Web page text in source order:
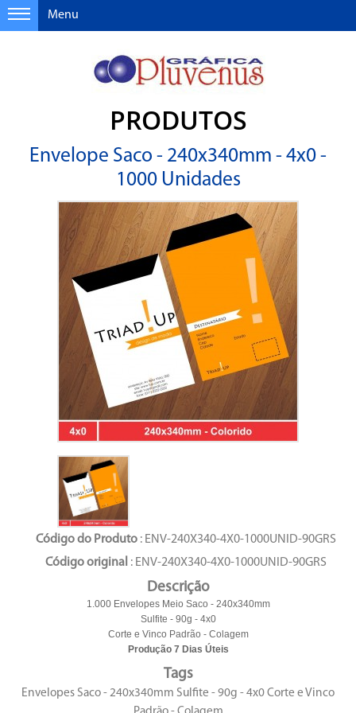
Menu
PRODUTOS
Envelope Saco - 240x340mm - 4x0 -
1000 Unidades
Código do Produto : ENV-240X340-4X0-1000UNID-90GRS
Código original : ENV-240X340-4X0-1000UNID-90GRS
Descrição
1.000 Envelopes Meio Saco - 240x340mm
Sulfite - 90g - 4x0
Corte e Vinco Padrão - Colagem
Produção 7 Dias Úteis
Tags
Envelopes Saco - 240x340mm Sulfite - 90g - 4x0 Corte e Vinco